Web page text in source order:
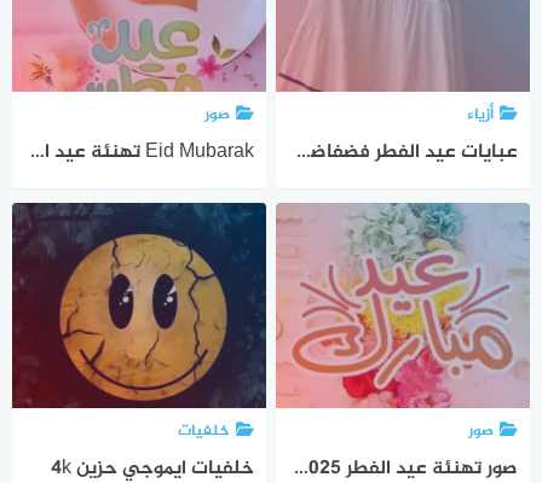
أزياء
عبايات عيد الفطر فضفاضة 2025 موديلات جديدة للعبايات
صور
Eid Mubarak تهنئة عيد الفطر المبارك 2025
صور
صور تهنئة عيد الفطر Eid Mubarak 2025
خلفيات
خلفيات ايموجي حزين 4k